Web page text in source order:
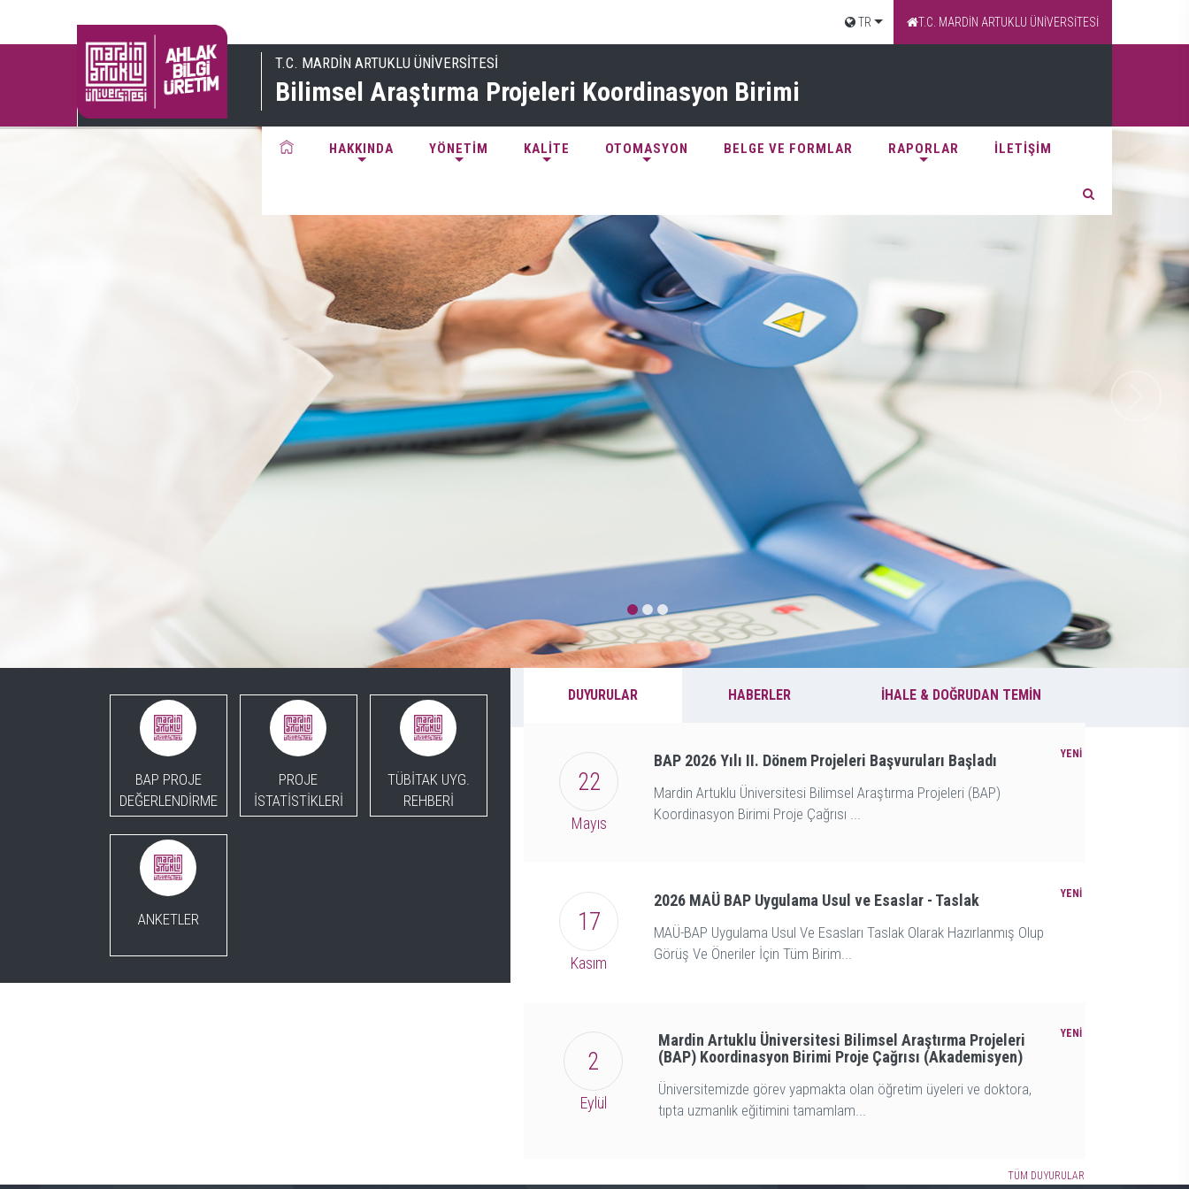
TR T.C. MARDİN ARTUKLU ÜNİVERSİTESİ
T.C. MARDİN ARTUKLU ÜNİVERSİTESİ
Bilimsel Araştırma Projeleri Koordinasyon Birimi
HAKKINDA YÖNETİM KALİTE OTOMASYON BELGE VE FORMLAR RAPORLAR İLETİŞİM
BAP PROJE
DEĞERLENDİRME
PROJE
İSTATİSTİKLERİ
TÜBİTAK UYG.
REHBERİ
ANKETLER
DUYURULAR HABERLER İHALE & DOĞRUDAN TEMİN
22
Mayıs
BAP 2026 Yılı II. Dönem Projeleri Başvuruları Başladı
Mardin Artuklu Üniversitesi Bilimsel Araştırma Projeleri (BAP)
Koordinasyon Birimi Proje Çağrısı ...
17
Kasım
2026 MAÜ BAP Uygulama Usul ve Esaslar - Taslak
MAÜ-BAP Uygulama Usul Ve Esasları Taslak Olarak Hazırlanmış Olup
Görüş Ve Öneriler İçin Tüm Birim...
2
Eylül
Mardin Artuklu Üniversitesi Bilimsel Araştırma Projeleri
(BAP) Koordinasyon Birimi Proje Çağrısı (Akademisyen)
Üniversitemizde görev yapmakta olan öğretim üyeleri ve doktora,
tıpta uzmanlık eğitimini tamamlam...
TÜM DUYURULAR